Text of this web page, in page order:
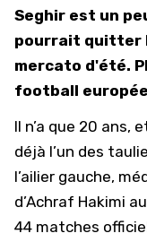
Seghir est un
pourrait quitter
mercato d'été.
football
Il n’a que 20 ans,
déjà l’un des
l’ailier gauche,
d’Achraf Hakimi
44 matches